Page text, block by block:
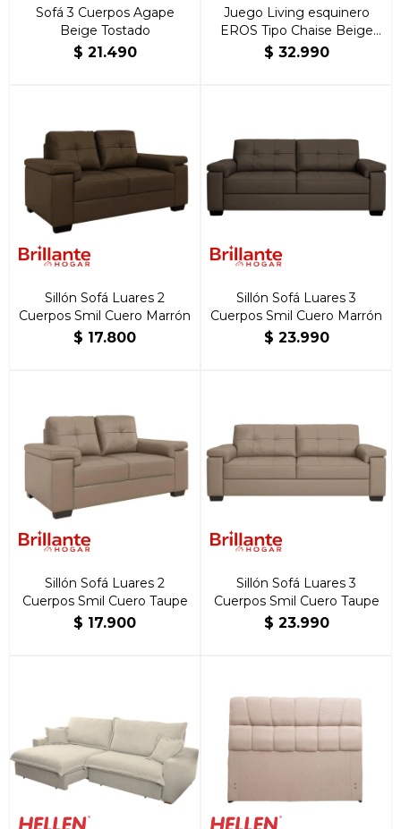
Sofá 3 Cuerpos Agape
Beige Tostado
$ 21.490
Juego Living esquinero
EROS Tipo Chaise Beige
Tostado Izquierdo
$ 32.990
Sillón Sofá Luares 2
Cuerpos Smil Cuero Marrón
$ 17.800
Sillón Sofá Luares 3
Cuerpos Smil Cuero Marrón
$ 23.990
Sillón Sofá Luares 2
Cuerpos Smil Cuero Taupe
$ 17.900
Sillón Sofá Luares 3
Cuerpos Smil Cuero Taupe
$ 23.990